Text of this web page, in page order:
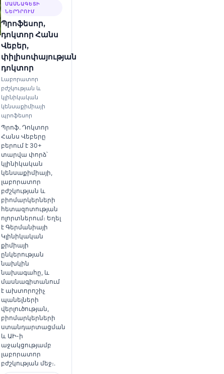
ՄԱՍՆԱԳԵՏԻ
ՆԵՐԴՐՈՒՄ
Պրոֆեսոր,
դոկտոր Հանս
Վեբեր,
փիլիսոփայության
դոկտոր
Լաբորատոր
բժշկության և
կլինիկական
կենսաքիմիայի
պրոֆեսոր
Պրոֆ. Դոկտոր
Հանս Վեբերը
բերում է 30+
տարվա փորձ՝
կլինիկական
կենսաքիմիայի,
լաբորատոր
բժշկության և
բիոմարկերների
հետազոտության
ոլորտներում։ Եղել
է Գերմանիայի
Կլինիկական
քիմիայի
ընկերության
նախկին
նախագահը, և
մասնագիտանում
է ախտորոշիչ
պանելների
վերլուծության,
բիոմարկերների
ստանդարտացման
և ԱԻ-ի
աջակցությամբ
լաբորատոր
բժշկության մեջ։.